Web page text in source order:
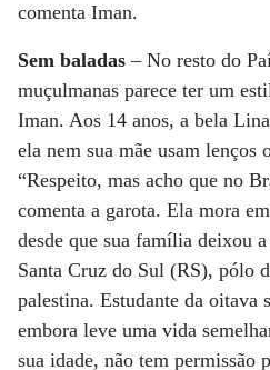
comenta Iman.
Sem baladas– No resto do
muçulmanas parece ter um
Iman. Aos 14 anos, a bela
ela nem sua mãe usam lenços
“Respeito, mas acho que no
comenta a garota. Ela mora
desde que sua família deixou
Santa Cruz do Sul (RS), pólo
palestina. Estudante da oitava
embora leve uma vida
sua idade, não tem permissão